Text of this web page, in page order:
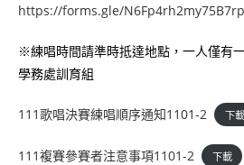
https://forms.gle/
※練唱時間請準時抵達地點，⼀⼈僅有
學務處訓育組
111歌唱決賽練唱順序通知1101-2 下載
111複賽參賽者注意事項1101-2 下載